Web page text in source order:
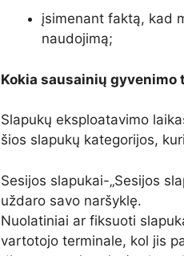
įsimenant faktą, kad
naudojimą;
Kokia sausainių gyvenimo
Slapukų eksploatavimo
šios slapukų kategorijos,
Sesijos slapukai-„Sesijos
uždaro savo naršyklę.
Nuolatiniai ar fiksuoti
vartotojo terminale, kol jis